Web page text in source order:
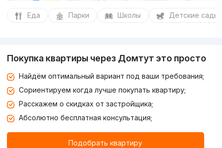
Еда Парки Школы Детские сады
Покупка квартиры через Домтут это просто
Найдём оптимальный вариант под ваши требования;
Сориентируем когда лучше покупать квартиру;
Расскажем о скидках от застройщика;
Абсолютно бесплатная консультация;
Подобрать квартиру